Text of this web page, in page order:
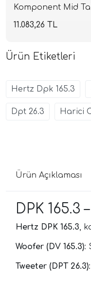
Komponent Mid
Ohm | SPLHIFI
11.083,26 TL
Ürün Etiketleri
Hertz Dpk 165.3
Dpt 26.3 Harici
Ürün Açıklaması
DPK 165.3
Hertz DPK 165.3,
Woofer (DV 165.3):
Tweeter (DPT 26.3):